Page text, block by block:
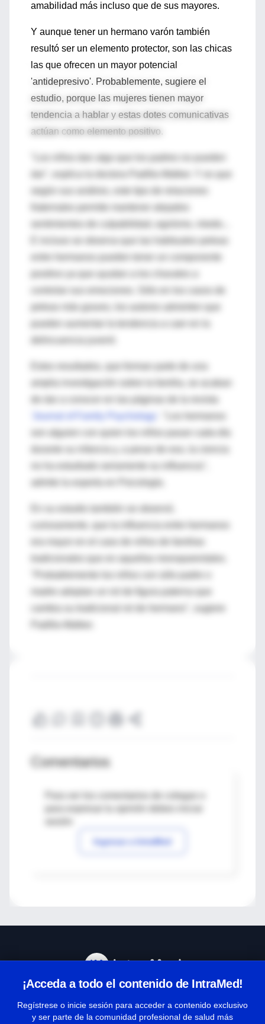
amabilidad más incluso que de sus mayores.
Y aunque tener un hermano varón también
resultó ser un elemento protector, son las chicas
las que ofrecen un mayor potencial
'antidepresivo'. Probablemente, sugiere el
estudio, porque las mujeres tienen mayor
tendencia a hablar y estas dotes comunicativas
actúan como elemento positivo.
"Los niños dan algo que los padres no pueden
según sus análisis, este tipo de relaciones
sentimientos de culpabilidad, egoísmo, miedo...
entre hermanos pueden tener un componente
amplia investigación sobre la familia, se acaban
de dar a conocer en las páginas de la revista
'Journal of Family Psychology'
son alguien con quien los niños pasan cada día
admite la experta en Psicología.
era mayor en el caso de niños de familias
tradicionales que en aquellas monoparentales.
madre adoptan un rol de figura paterna que
cambia su tradicional rol de hermano", sugiere
Comentarios
Para ver los comentarios de colegas o
Ingresar a IntraMed
¡Acceda a todo el contenido de IntraMed!
Regístrese o inicie sesión para acceder a contenido exclusivo
y ser parte de la comunidad profesional de salud más